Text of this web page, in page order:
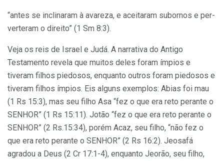
“antes se inclinaram à avareza, e aceitaram subornos e per­
verteram o direito” (1 Sm 8:3).
Veja os reis de Israel e Judá. A narrativa do Antigo
Testamento revela que muitos deles foram ímpios e
tiveram fi­lhos piedosos, enquanto outros foram piedosos e
tiveram fi­lhos ímpios. Eis alguns exemplos: Abias foi mau
(1 Rs 15:3), mas seu filho Asa “fez o que era reto perante o
SENHOR” (1 Rs 15:11). Jotão “fez o que era reto perante o
SENHOR” (2 Rs.15:34), porém Acaz, seu filho, “não fez o
que era reto perante o SENHOR” (2 Rs 16:2). Jeosafá
agradou a Deus (2 Cr 17:1-4), enquanto Jeorão, seu filho,